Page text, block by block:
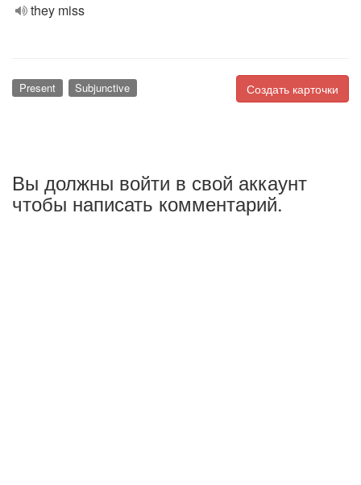
they miss
Создать карточки
Present Subjunctive
Вы должны войти в свой аккаунт
чтобы написать комментарий.